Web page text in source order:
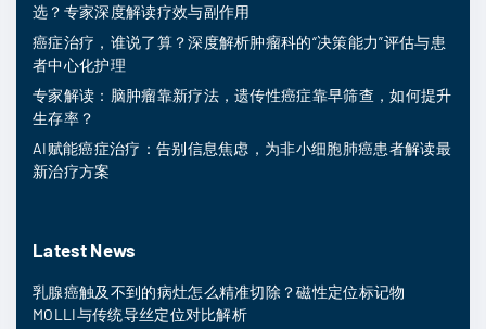
选？专家深度解读疗效与副作用
癌症治疗，谁说了算？深度解析肿瘤科的“决策能力”评估与患
者中心化护理
专家解读：脑肿瘤靠新疗法，遗传性癌症靠早筛查，如何提升
生存率？
AI赋能癌症治疗：告别信息焦虑，为非小细胞肺癌患者解读最
新治疗方案
Latest News
乳腺癌触及不到的病灶怎么精准切除？磁性定位标记物
MOLLI与传统导丝定位对比解析